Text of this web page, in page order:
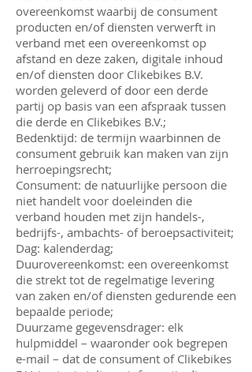
overeenkomst waarbij de consument
producten en/of diensten verwerft in
verband met een overeenkomst op
afstand en deze zaken, digitale inhoud
en/of diensten door Clikebikes B.V.
worden geleverd of door een derde
partij op basis van een afspraak tussen
die derde en Clikebikes B.V.;
Bedenktijd: de termijn waarbinnen de
consument gebruik kan maken van zijn
herroepingsrecht;
Consument: de natuurlijke persoon die
niet handelt voor doeleinden die
verband houden met zijn handels-,
bedrijfs-, ambachts- of beroepsactiviteit;
Dag: kalenderdag;
Duurovereenkomst: een overeenkomst
die strekt tot de regelmatige levering
van zaken en/of diensten gedurende een
bepaalde periode;
Duurzame gegevensdrager: elk
hulpmiddel – waaronder ook begrepen
e-mail – dat de consument of Clikebikes